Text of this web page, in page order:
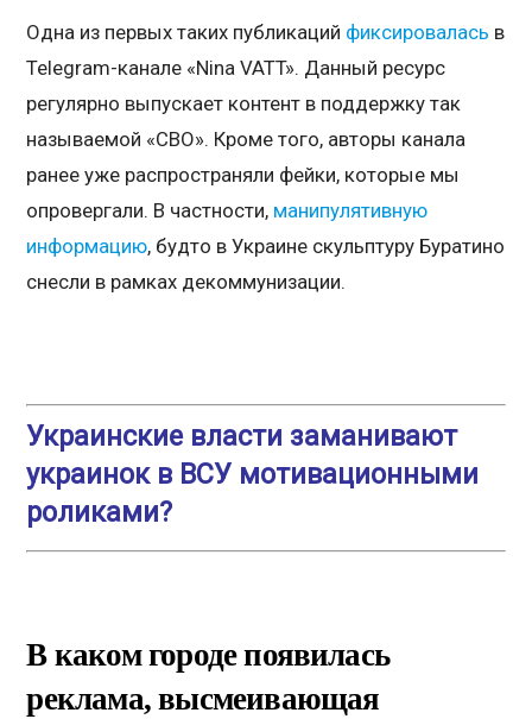
Одна из первых таких публикаций фиксировалась в
Telegram-канале «Nina VATT». Данный ресурс
регулярно выпускает контент в поддержку так
называемой «СВО». Кроме того, авторы канала
ранее уже распространяли фейки, которые мы
опровергали. В частности, манипулятивную
информацию, будто в Украине скульптуру Буратино
снесли в рамках декоммунизации.
Украинские власти заманивают
украинок в ВСУ мотивационными
роликами?
В каком городе появилась
реклама, высмеивающая